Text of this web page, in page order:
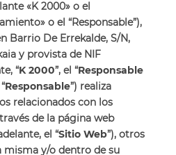
«K 2000» o el
o el “Responsable”),
Barrio De Errekalde, S/N,
y provista de NIF
“K 2000”, el “Responsable
Responsable”) realiza
relacionados con los
de la página web
el “Sitio Web”), otros
misma y/o dentro de su